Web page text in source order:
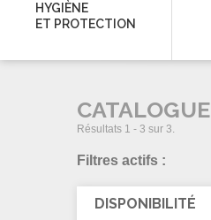
HYGIÈNE
ET PROTECTION
CATALOGUE
Résultats 1 - 3 sur 3.
Filtres actifs :
DISPONIBILITÉ